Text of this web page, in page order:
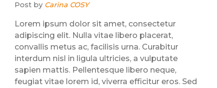
Post by Carina COSY
Lorem ipsum dolor sit amet, consectetur
adipiscing elit. Nulla vitae libero placerat,
convallis metus ac, facilisis urna. Curabitur
interdum nisl in ligula ultricies, a vulputate
sapien mattis. Pellentesque libero neque,
feugiat vitae lorem id, viverra efficitur eros. Sed